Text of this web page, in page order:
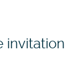
invitation